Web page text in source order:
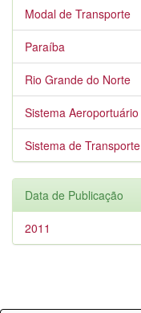
Modal de Transporte
Paraíba
Rio Grande do Norte
Sistema Aeroportuário
Sistema de Transporte
Data de Publicação
2011